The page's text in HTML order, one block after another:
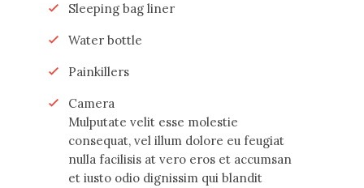
Sleeping bag liner
Water bottle
Painkillers
Camera
Мulputate velit esse molestie
consequat, vel illum dolore eu feugiat
nulla facilisis at vero eros et accumsan
et iusto odio dignissim qui blandit